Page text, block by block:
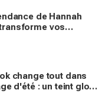
de Hannah
vos
change tout dans
d'été : un teint glowy